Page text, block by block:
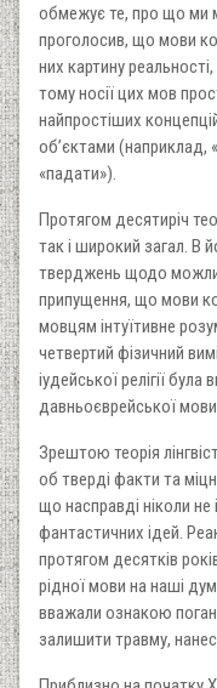
обмежує те, про що
проголосив, що мови
них картину
тому носії цих мов
найпростіших
об’єктами (наприклад,
«падати»).
Протягом десятиріч
так і широкий загал. В
тверджень щодо
припущення, що мови
мовцям інтуїтивне
четвертий фізичний
іудейської релігії
давньоєврейської
Зрештою теорія
об тверді факти та
що насправді ніколи не
фантастичних ідей.
протягом десятків
рідної мови на наші
вважали ознакою
залишити травму,